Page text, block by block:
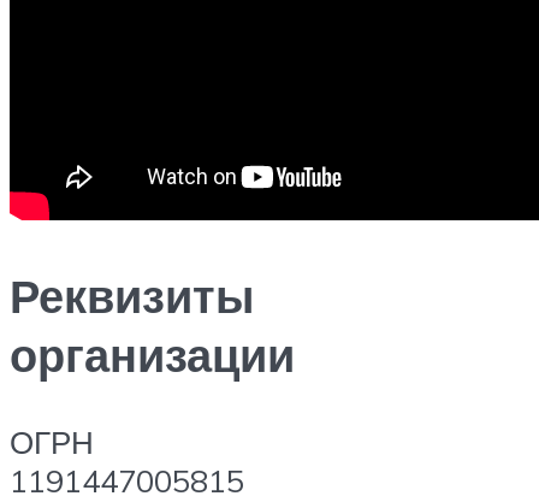
Реквизиты
организации
ОГРН
1191447005815